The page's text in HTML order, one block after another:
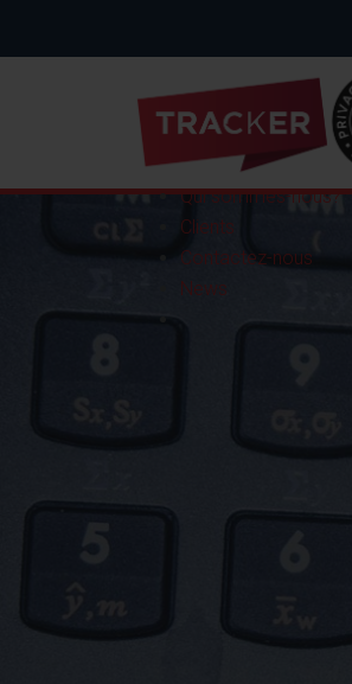
Qui sommes-nous?
Clients
Contactez-nous
News